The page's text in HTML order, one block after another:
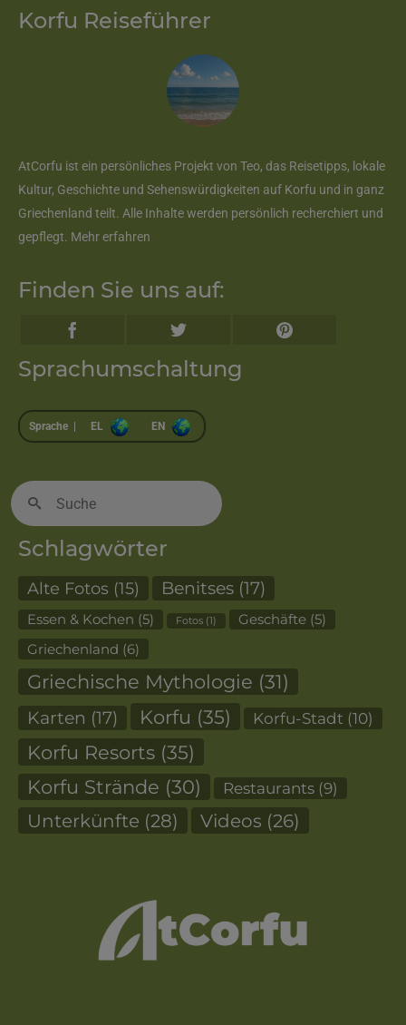
Korfu Reiseführer
AtCorfu ist ein persönliches Projekt von Teo, das Reisetipps, lokale
Kultur, Geschichte und Sehenswürdigkeiten auf Korfu und in ganz
Griechenland teilt. Alle Inhalte werden persönlich recherchiert und
gepflegt. Mehr erfahren
Finden Sie uns auf:
Sprachumschaltung
Sprache | EL EN
Suche
nach:
Schlagwörter
Alte Fotos (15) Benitses (17)
Essen & Kochen (5) Fotos (1) Geschäfte (5)
Griechenland (6)
Griechische Mythologie (31)
Karten (17) Korfu (35) Korfu-Stadt (10)
Korfu Resorts (35)
Korfu Strände (30) Restaurants (9)
Unterkünfte (28) Videos (26)